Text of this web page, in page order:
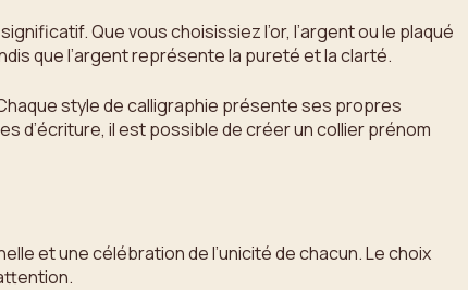
Que vous choisissiez l’or, l’argent ou le plaqué
que l’argent représente la pureté et la clarté.
style de calligraphie présente ses propres
d’écriture, il est possible de créer un collier prénom
et une célébration de l’unicité de chacun. Le choix